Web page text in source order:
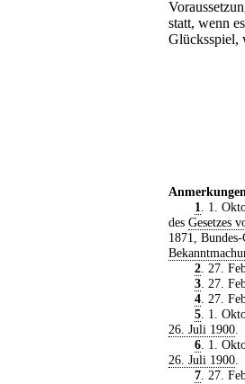
statt, wenn
Glücksspiel,
1
. 1.
des Gesetzes
1871,
2. 27.
3. 27.
4. 27.
5. 1.
26. Juli 1900
6. 1.
26. Juli 1900
7. 27.